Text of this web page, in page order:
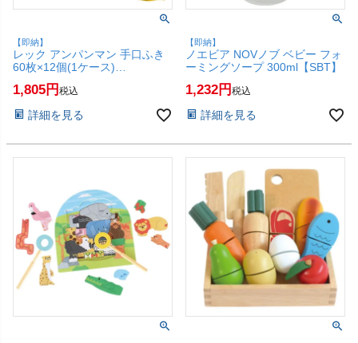
【即納】
レック アンパンマン 手口ふき
60枚×12個(1ケース)
ェットシート ウェットティッシ
【SBT】 (6045204)
1,805 税込
詳細を見る
【即納】
ノエビア NOVノブ ベビー フォ
ーミングソープ 300ml【SBT】
1,232 税込
詳細を見る